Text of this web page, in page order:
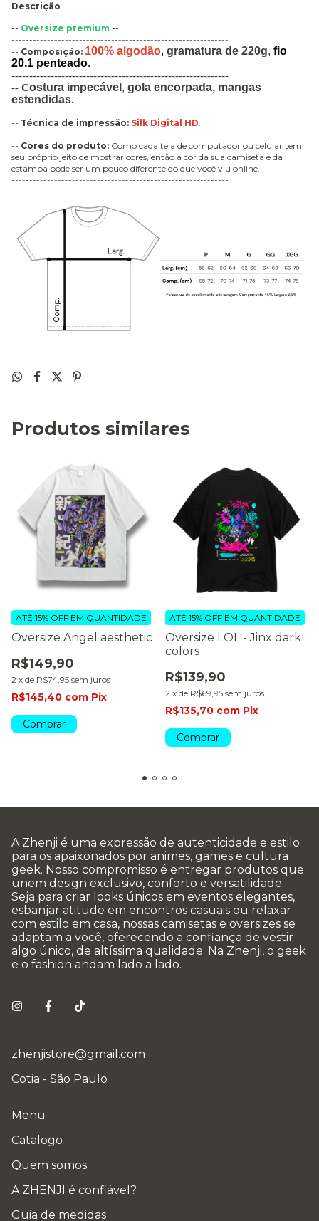
Descrição
-- Oversize premium --
-------------------------------------------------------------
-- Composição: 100% algodão, gramatura de 220g, fio
20.1 penteado.
-------------------------------------------------------------
-- Costura impecável , gola encorpada, mangas
estendidas.
-------------------------------------------------------------
-- Técnica de impressão: Silk Digital HD.
-------------------------------------------------------------
-- Cores do produto: Como cada tela de computador ou celular tem
seu próprio jeito de mostrar cores, então a cor da sua camiseta e da
estampa pode ser um pouco diferente do que você viu online.
-------------------------------------------------------------
Produtos similares
Oversize Angel aesthetic
R$149,90
2 x de R$74,95 sem juros
ATÉ 15% OFF EM QUANTIDADE
R$145,40 com Pix
Comprar
Oversize LOL - Jinx dark
colors
R$139,90
2 x de R$69,95 sem juros
ATÉ 15% OFF EM QUANTIDADE
R$135,70 com Pix
Comprar
A Zhenji é uma expressão de autenticidade e estilo
para os apaixonados por animes, games e cultura
geek. Nosso compromisso é entregar produtos que
unem design exclusivo, conforto e versatilidade.
Seja para criar looks únicos em eventos elegantes,
esbanjar atitude em encontros casuais ou relaxar
com estilo em casa, nossas camisetas e oversizes se
adaptam a você, oferecendo a confiança de vestir
algo único, de altíssima qualidade. Na Zhenji, o geek
e o fashion andam lado a lado.
zhenjistore@gmail.com
Cotia - São Paulo
Menu
Catalogo
Quem somos
A ZHENJI é confiável?
Guia de medidas